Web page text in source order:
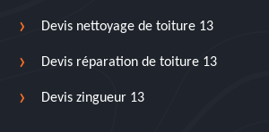
Devis nettoyage de toiture 13
Devis réparation de toiture 13
Devis zingueur 13